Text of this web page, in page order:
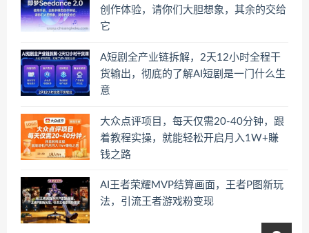
创作体验，请你们大胆想象，其余的交给
它
A短剧全产业链拆解，2天12小时全程干
货输出，彻底的了解AI短剧是一门什么生
意
大众点评项目，每天仅需20-40分钟，跟
着教程实操，就能轻松开启月入1W+賺
钱之路
AI王者荣耀MVP结算画面，王者P图新玩
法，引流王者游戏粉变现